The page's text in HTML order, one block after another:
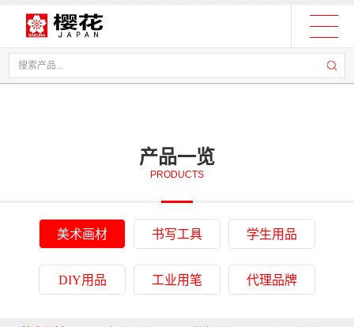
产品一览
PRODUCTS
美术画材 书写工具 学生用品
DIY用品 工业用笔 代理品牌